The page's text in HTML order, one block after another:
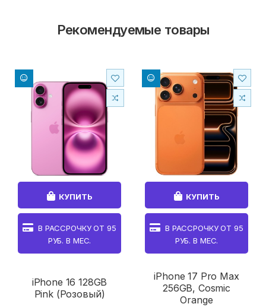
Рекомендуемые товары
КУПИТЬ
В РАССРОЧКУ ОТ 95
РУБ. В МЕС.
iPhone 16 128GB
Pink (Розовый)
КУПИТЬ
В РАССРОЧКУ ОТ 95
РУБ. В МЕС.
iPhone 17 Pro Max
256GB, Cosmic
Orange